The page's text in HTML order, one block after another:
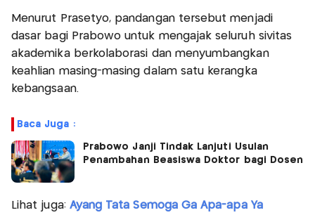
Menurut Prasetyo, pandangan tersebut menjadi
dasar bagi Prabowo untuk mengajak seluruh sivitas
akademika berkolaborasi dan menyumbangkan
keahlian masing-masing dalam satu kerangka
kebangsaan.
Baca Juga :
Prabowo Janji Tindak Lanjuti Usulan
Penambahan Beasiswa Doktor bagi Dosen
Lihat juga: Ayang Tata Semoga Ga Apa-apa Ya